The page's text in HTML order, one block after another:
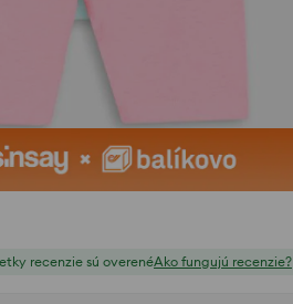
recenzie sú overenéAko fungujú recenzie?